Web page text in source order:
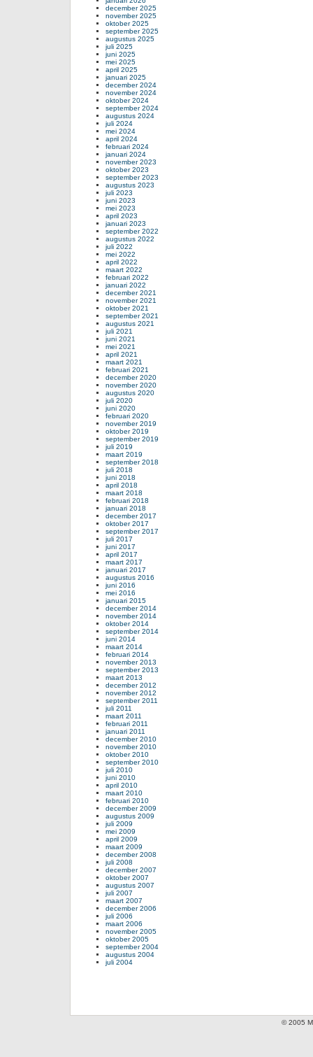
december 2025
november 2025
oktober 2025
september 2025
augustus 2025
juli 2025
juni 2025
mei 2025
april 2025
januari 2025
december 2024
november 2024
oktober 2024
september 2024
augustus 2024
juli 2024
mei 2024
april 2024
februari 2024
januari 2024
november 2023
oktober 2023
september 2023
augustus 2023
juli 2023
juni 2023
mei 2023
april 2023
januari 2023
september 2022
augustus 2022
juli 2022
mei 2022
april 2022
maart 2022
februari 2022
januari 2022
december 2021
november 2021
oktober 2021
september 2021
augustus 2021
juli 2021
juni 2021
mei 2021
april 2021
maart 2021
februari 2021
december 2020
november 2020
augustus 2020
juli 2020
juni 2020
februari 2020
november 2019
oktober 2019
september 2019
juli 2019
maart 2019
september 2018
juli 2018
juni 2018
april 2018
maart 2018
februari 2018
januari 2018
december 2017
oktober 2017
september 2017
juli 2017
juni 2017
april 2017
maart 2017
januari 2017
augustus 2016
juni 2016
mei 2016
januari 2015
december 2014
november 2014
oktober 2014
september 2014
juni 2014
maart 2014
februari 2014
november 2013
september 2013
maart 2013
december 2012
november 2012
september 2011
juli 2011
maart 2011
februari 2011
januari 2011
december 2010
november 2010
oktober 2010
september 2010
juli 2010
juni 2010
april 2010
maart 2010
februari 2010
december 2009
augustus 2009
juli 2009
mei 2009
april 2009
maart 2009
december 2008
juli 2008
december 2007
oktober 2007
augustus 2007
juli 2007
maart 2007
december 2006
juli 2006
maart 2006
november 2005
oktober 2005
september 2004
augustus 2004
juli 2004
© 2005